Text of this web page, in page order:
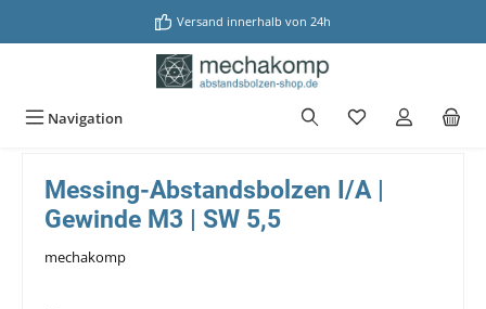
Versand innerhalb von 24h
Navigation
Messing-Abstandsbolzen I/A |
Gewinde M3 | SW 5,5
mechakomp